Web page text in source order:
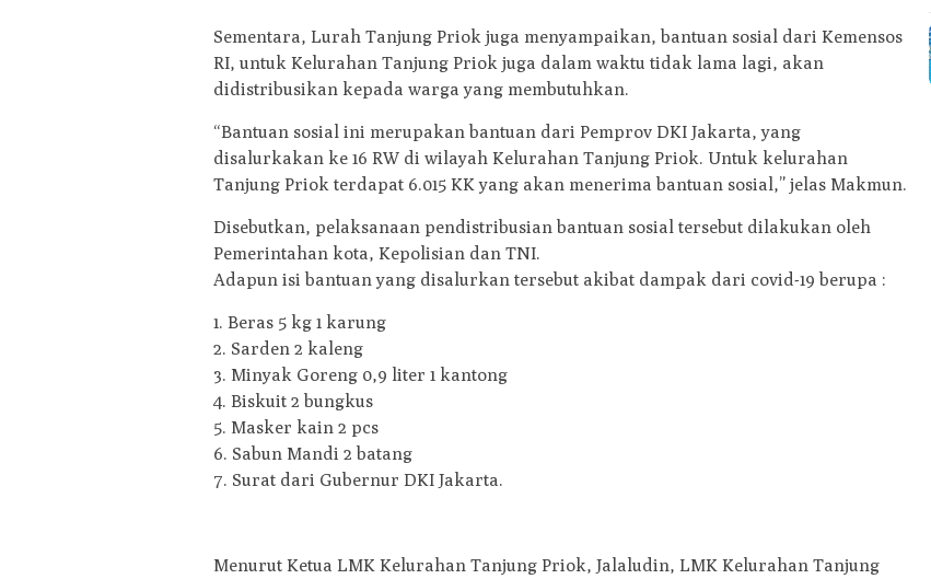
Sementara, Lurah Tanjung Priok juga menyampaikan, bantuan sosial dari Kemensos
RI, untuk Kelurahan Tanjung Priok juga dalam waktu tidak lama lagi, akan
didistribusikan kepada warga yang membutuhkan.
“Bantuan sosial ini merupakan bantuan dari Pemprov DKI Jakarta, yang
disalurkakan ke 16 RW di wilayah Kelurahan Tanjung Priok. Untuk kelurahan
Tanjung Priok terdapat 6.015 KK yang akan menerima bantuan sosial,” jelas Makmun.
Disebutkan, pelaksanaan pendistribusian bantuan sosial tersebut dilakukan oleh
Pemerintahan kota, Kepolisian dan TNI.
Adapun isi bantuan yang disalurkan tersebut akibat dampak dari covid-19 berupa :
1. Beras 5 kg 1 karung
2. Sarden 2 kaleng
3. Minyak Goreng 0,9 liter 1 kantong
4. Biskuit 2 bungkus
5. Masker kain 2 pcs
6. Sabun Mandi 2 batang
7. Surat dari Gubernur DKI Jakarta.
Menurut Ketua LMK Kelurahan Tanjung Priok, Jalaludin, LMK Kelurahan Tanjung